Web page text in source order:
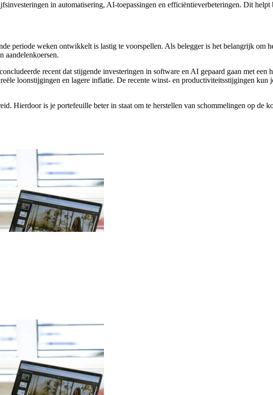
in automatisering, AI-toepassingen en efficiëntieverbeteringen. Dit
periode weken ontwikkelt is lastig te voorspellen. Als belegger is het belangrijk om
aandelenkoersen.
recent dat stijgende investeringen in software en AI gepaard gaan met
loonstijgingen en lagere inflatie. De recente winst- en productiviteitsstijgingen
Hierdoor is je portefeuille beter in staat om te herstellen van schommelingen op de